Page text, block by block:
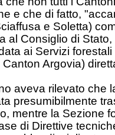
e che di fatto,
e Soletta)
al Consiglio di
ai Servizi
Argovia)
aveva rilevato che
presumibilmente
mentre la Sezione
di Direttive